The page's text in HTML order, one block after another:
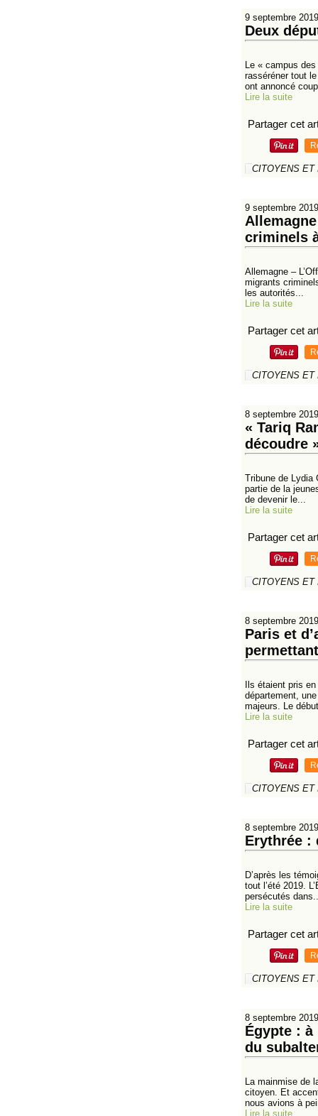
9 septembre 2019
Deux
Le « campus
rasséréner tout
ont annoncé
Lire la suite
Partager cet
CITOYENS ET
9 septembre 2019
criminels
Allemagne –
migrants
les autorités...
Lire la suite
Partager cet
CITOYENS ET
8 septembre 2019
« Tariq
découdre
Tribune de Lydia
partie de la
de devenir le...
Lire la suite
Partager cet
CITOYENS ET
8 septembre 2019
Paris et
Ils étaient pris
département,
majeurs. Le
Lire la suite
Partager cet
CITOYENS ET
8 septembre 2019
Erythrée :
D’après les
tout l’été 2019.
persécutés
Lire la suite
Partager cet
CITOYENS ET
8 septembre 2019
Égypte : à
du
La mainmise de
citoyen. Et
nous avions à
Lire la suite